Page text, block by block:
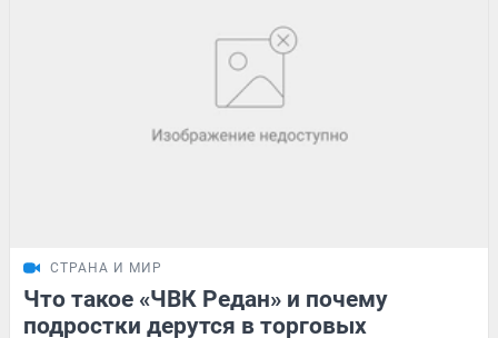
СТРАНА И МИР
Что такое «ЧВК Редан» и почему
подростки дерутся в торговых